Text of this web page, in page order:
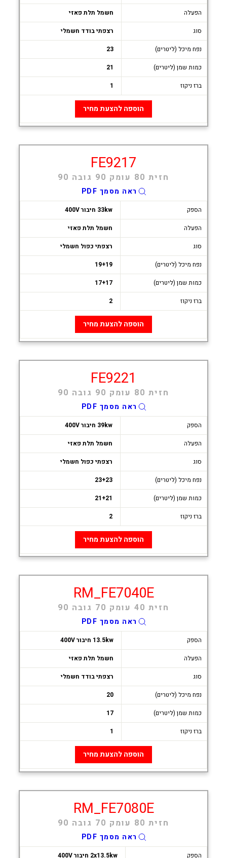
הפעלה
חשמל תלת פאזי
סוג
רצפתי בודד חשמלי
נפח מיכל (ליטרים)
23
כמות שמן (ליטרים)
21
ברז ניקוז
1
הוספה להצעת מחיר
FE9217
חזית 80 עומק 90 גובה 90
ראה מסמך PDF
הספק
33kw חיבור 400V
הפעלה
חשמל תלת פאזי
סוג
רצפתי כפול חשמלי
נפח מיכל (ליטרים)
19+19
כמות שמן (ליטרים)
17+17
ברז ניקוז
2
הוספה להצעת מחיר
FE9221
חזית 80 עומק 90 גובה 90
ראה מסמך PDF
הספק
39kw חיבור 400V
הפעלה
חשמל תלת פאזי
סוג
רצפתי כפול חשמלי
נפח מיכל (ליטרים)
23+23
כמות שמן (ליטרים)
21+21
ברז ניקוז
2
הוספה להצעת מחיר
RM_FE7040E
חזית 40 עומק 70 גובה 90
ראה מסמך PDF
הספק
13.5kw חיבור 400V
הפעלה
חשמל תלת פאזי
סוג
רצפתי בודד חשמלי
נפח מיכל (ליטרים)
20
כמות שמן (ליטרים)
17
ברז ניקוז
1
הוספה להצעת מחיר
RM_FE7080E
חזית 80 עומק 70 גובה 90
ראה מסמך PDF
הספק 2x13.5kw חיבור 400V